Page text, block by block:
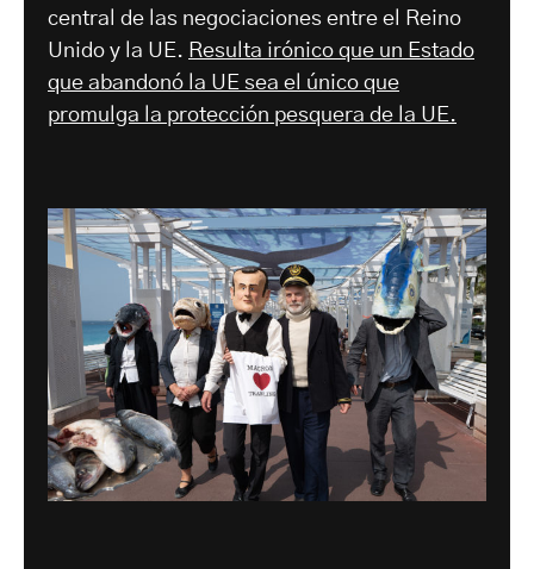
central de las negociaciones entre el Reino
Unido y la UE. Resulta irónico que un Estado
que abandonó la UE sea el único que
promulga la protección pesquera de la UE.